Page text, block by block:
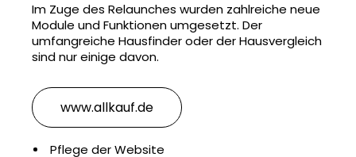
Im Zuge des Relaunches wurden zahlreiche neue
Module und Funktionen umgesetzt. Der
umfangreiche Hausfinder oder der Hausvergleich
sind nur einige davon.
www.allkauf.de
Pflege der Website